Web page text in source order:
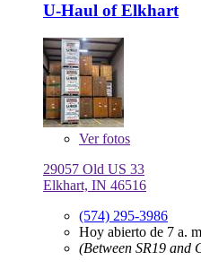
U-Haul of Elkhart
Verfotos
29057 Old US 33
Elkhart, IN 46516
(574) 295-3986
Hoy abierto de 7 a.
(Between SR19 and